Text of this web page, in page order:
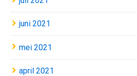
juni 2021
mei 2021
april 2021